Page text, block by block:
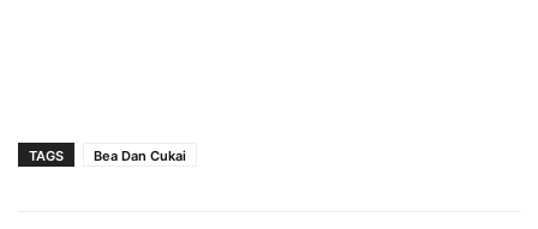
TAGS Bea Dan Cukai